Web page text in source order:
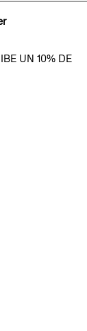
UN 10% DE